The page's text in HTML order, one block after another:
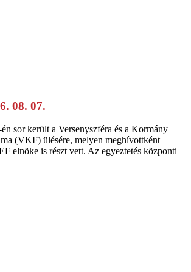
08. 07.
sor került a Versenyszféra és a Kormány
(VKF) ülésére, melyen meghívottként
elnöke is részt vett. Az egyeztetés központi